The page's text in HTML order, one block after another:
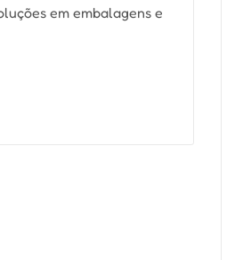
em embalagens e